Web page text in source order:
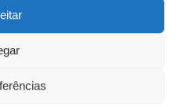
nas empresas
pode-se referir a um
as diretrizes e regras
a entrada de membros